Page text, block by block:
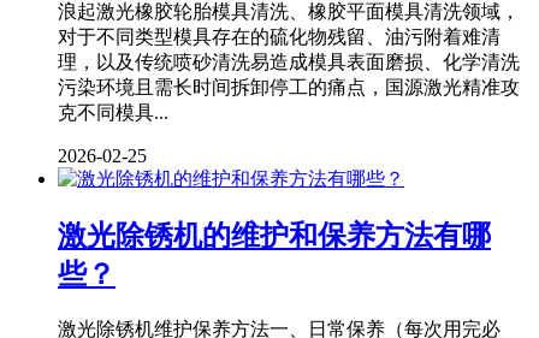
浪起激光橡胶轮胎模具清洗、橡胶平面模具清洗领域，
对于不同类型模具存在的硫化物残留、油污附着难清
理，以及传统喷砂清洗易造成模具表面磨损、化学清洗
污染环境且需长时间拆卸停工的痛点，国源激光精准攻
克不同模具...
2026-02-25
激光除锈机的维护和保养方法有哪
些？
激光除锈机维护保养方法一、日常保养（每次用完必